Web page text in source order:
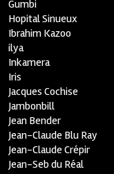
Gumbi
Hopital Sinueux
Ibrahim Kazoo
ilya
Inkamera
Iris
Jacques Cochise
Jambonbill
Jean Bender
Jean-Claude Blu Ray
Jean-Claude Crépir
Jean-Seb du Réal